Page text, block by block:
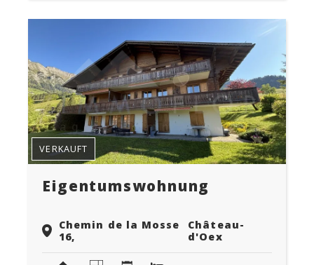
Eigentumswohnung
Chemin de la Mosse
16,
Château-
d'Oex
VERKAUFT